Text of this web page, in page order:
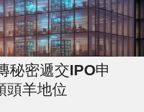
密遞交IPO申
羊地位